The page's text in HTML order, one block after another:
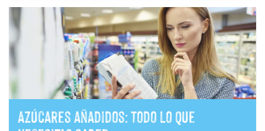
Azúcares añadidos: todo lo que